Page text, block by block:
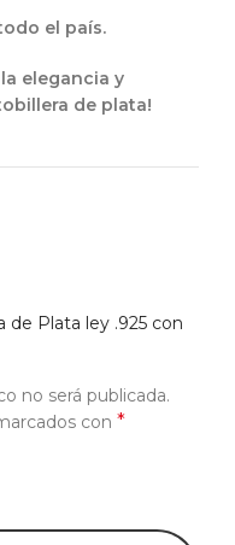
el país.
elegancia y
de plata!
de Plata ley .925 con
no será publicada.
con *